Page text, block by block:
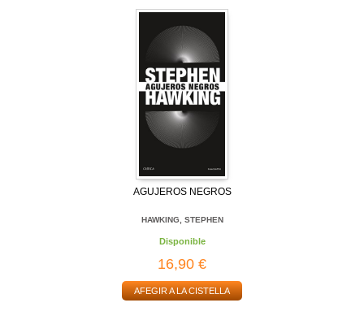
AGUJEROS NEGROS
HAWKING, STEPHEN
Disponible
16,90 €
AFEGIR A LA CISTELLA